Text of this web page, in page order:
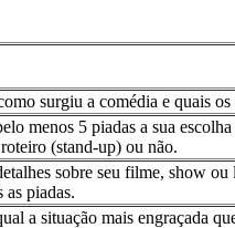
surgiu a comédia e quais
menos 5 piadas a sua
(stand-up) ou não.
sobre seu filme, show
as piadas.
a situação mais engraçada